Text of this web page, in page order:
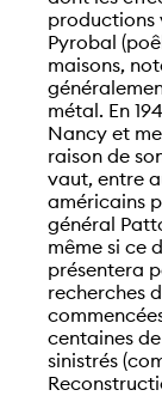
productions
Pyrobal
maisons,
métal. En
Nancy et
raison de
vaut, entre
américains
général
même si ce
présentera
recherches
centaines
sinistrés